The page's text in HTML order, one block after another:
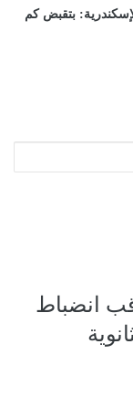
بتقبض كم
انضباط